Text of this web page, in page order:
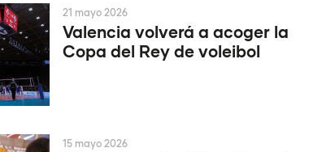
Valencia volverá a acoger la
Copa del Rey de voleibol
21 mayo 2026
15 mayo 2026